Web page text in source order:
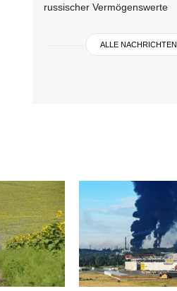
russischer Vermögenswerte
ALLE NACHRICHTEN